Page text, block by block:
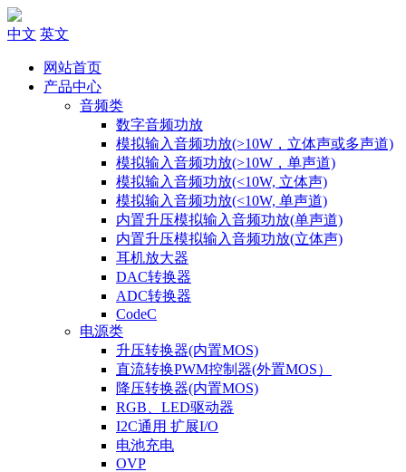
中文 英文
网站首页
产品中心
音频类
数字音频功放
模拟输入音频功放(>10W，立体声或多声道)
模拟输入音频功放(>10W，单声道)
模拟输入音频功放(<10W, 立体声)
模拟输入音频功放(<10W, 单声道)
内置升压模拟输入音频功放(单声道)
内置升压模拟输入音频功放(立体声)
耳机放大器
DAC转换器
ADC转换器
CodeC
电源类
升压转换器(内置MOS)
直流转换PWM控制器(外置MOS）
降压转换器(内置MOS)
RGB、LED驱动器
I2C通用 扩展I/O
电池充电
OVP